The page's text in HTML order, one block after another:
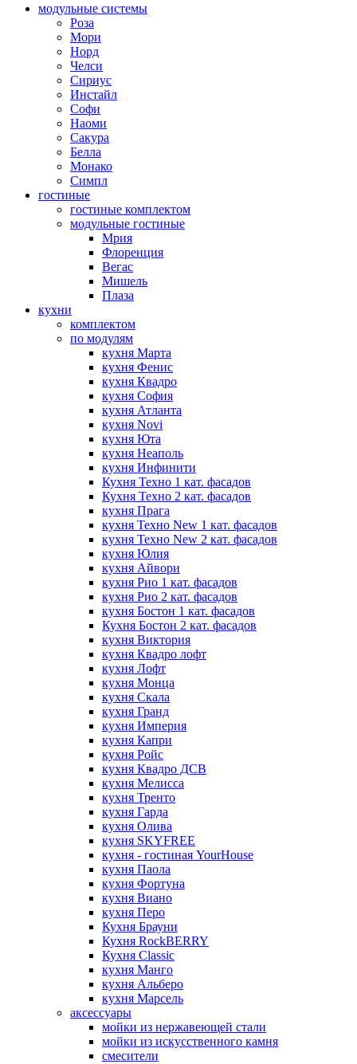
модульные системы
Роза
Мори
Норд
Челси
Сириус
Инстайл
Софи
Наоми
Сакура
Белла
Монако
Симпл
гостиные
гостиные комплектом
модульные гостиные
Мрия
Флоренция
Вегас
Мишель
Плаза
кухни
комплектом
по модулям
кухня Марта
кухня Фенис
кухня Квадро
кухня София
кухня Атланта
кухня Novi
кухня Юта
кухня Неаполь
кухня Инфинити
Кухня Техно 1 кат. фасадов
Кухня Техно 2 кат. фасадов
кухня Прага
кухня Техно New 1 кат. фасадов
кухня Техно New 2 кат. фасадов
кухня Юлия
кухня Айвори
кухня Рио 1 кат. фасадов
кухня Рио 2 кат. фасадов
кухня Бостон 1 кат. фасадов
Кухня Бостон 2 кат. фасадов
кухня Виктория
кухня Квадро лофт
кухня Лофт
кухня Монца
кухня Скала
кухня Гранд
кухня Империя
кухня Капри
кухня Ройс
кухня Квадро ДСВ
кухня Мелисса
кухня Тренто
кухня Гарда
кухня Олива
кухня SKYFREE
кухня - гостиная YourHouse
кухня Паола
кухня Фортуна
кухня Виано
кухня Перо
Кухня Брауни
Кухня RockBERRY
Кухня Classic
кухня Манго
кухня Альберо
кухня Марсель
аксессуары
мойки из нержавеющей стали
мойки из искусственного камня
смесители